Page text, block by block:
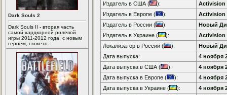
Dark Souls 2
Dark Souls II - вторая часть
самой хардкорной ролевой
игры 2011-2012 года, с новым
героем, сюжето...
Издатель в США (
):
Activision
Издатель в Европе (
):
Activision
Издатель в России (
):
Новый
Издатель в Украине (
):
Activision
Локализатор в России (
):
Новый
Дата выпуска:
4 ноября
Дата выпуска в США (
):
4 ноября
Дата выпуска в Европе (
):
4 ноября
Дата выпуска в Украине (
):
4 ноября